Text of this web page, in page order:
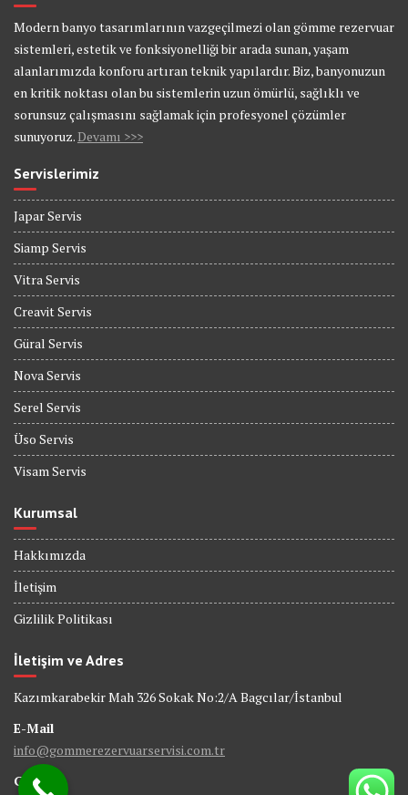
Modern banyo tasarımlarının vazgeçilmezi olan gömme rezervuar
sistemleri, estetik ve fonksiyonelliği bir arada sunan, yaşam
alanlarımızda konforu artıran teknik yapılardır. Biz, banyonuzun
en kritik noktası olan bu sistemlerin uzun ömürlü, sağlıklı ve
sorunsuz çalışmasını sağlamak için profesyonel çözümler
sunuyoruz. Devamı >>>
Servislerimiz
Japar Servis
Siamp Servis
Vitra Servis
Creavit Servis
Güral Servis
Nova Servis
Serel Servis
Üso Servis
Visam Servis
Kurumsal
Hakkımızda
İletişim
Gizlilik Politikası
İletişim ve Adres
Kazımkarabekir Mah 326 Sokak No:2/A Bagcılar/İstanbul
E-Mail
info@gommerezervuarservisi.com.tr
GSM